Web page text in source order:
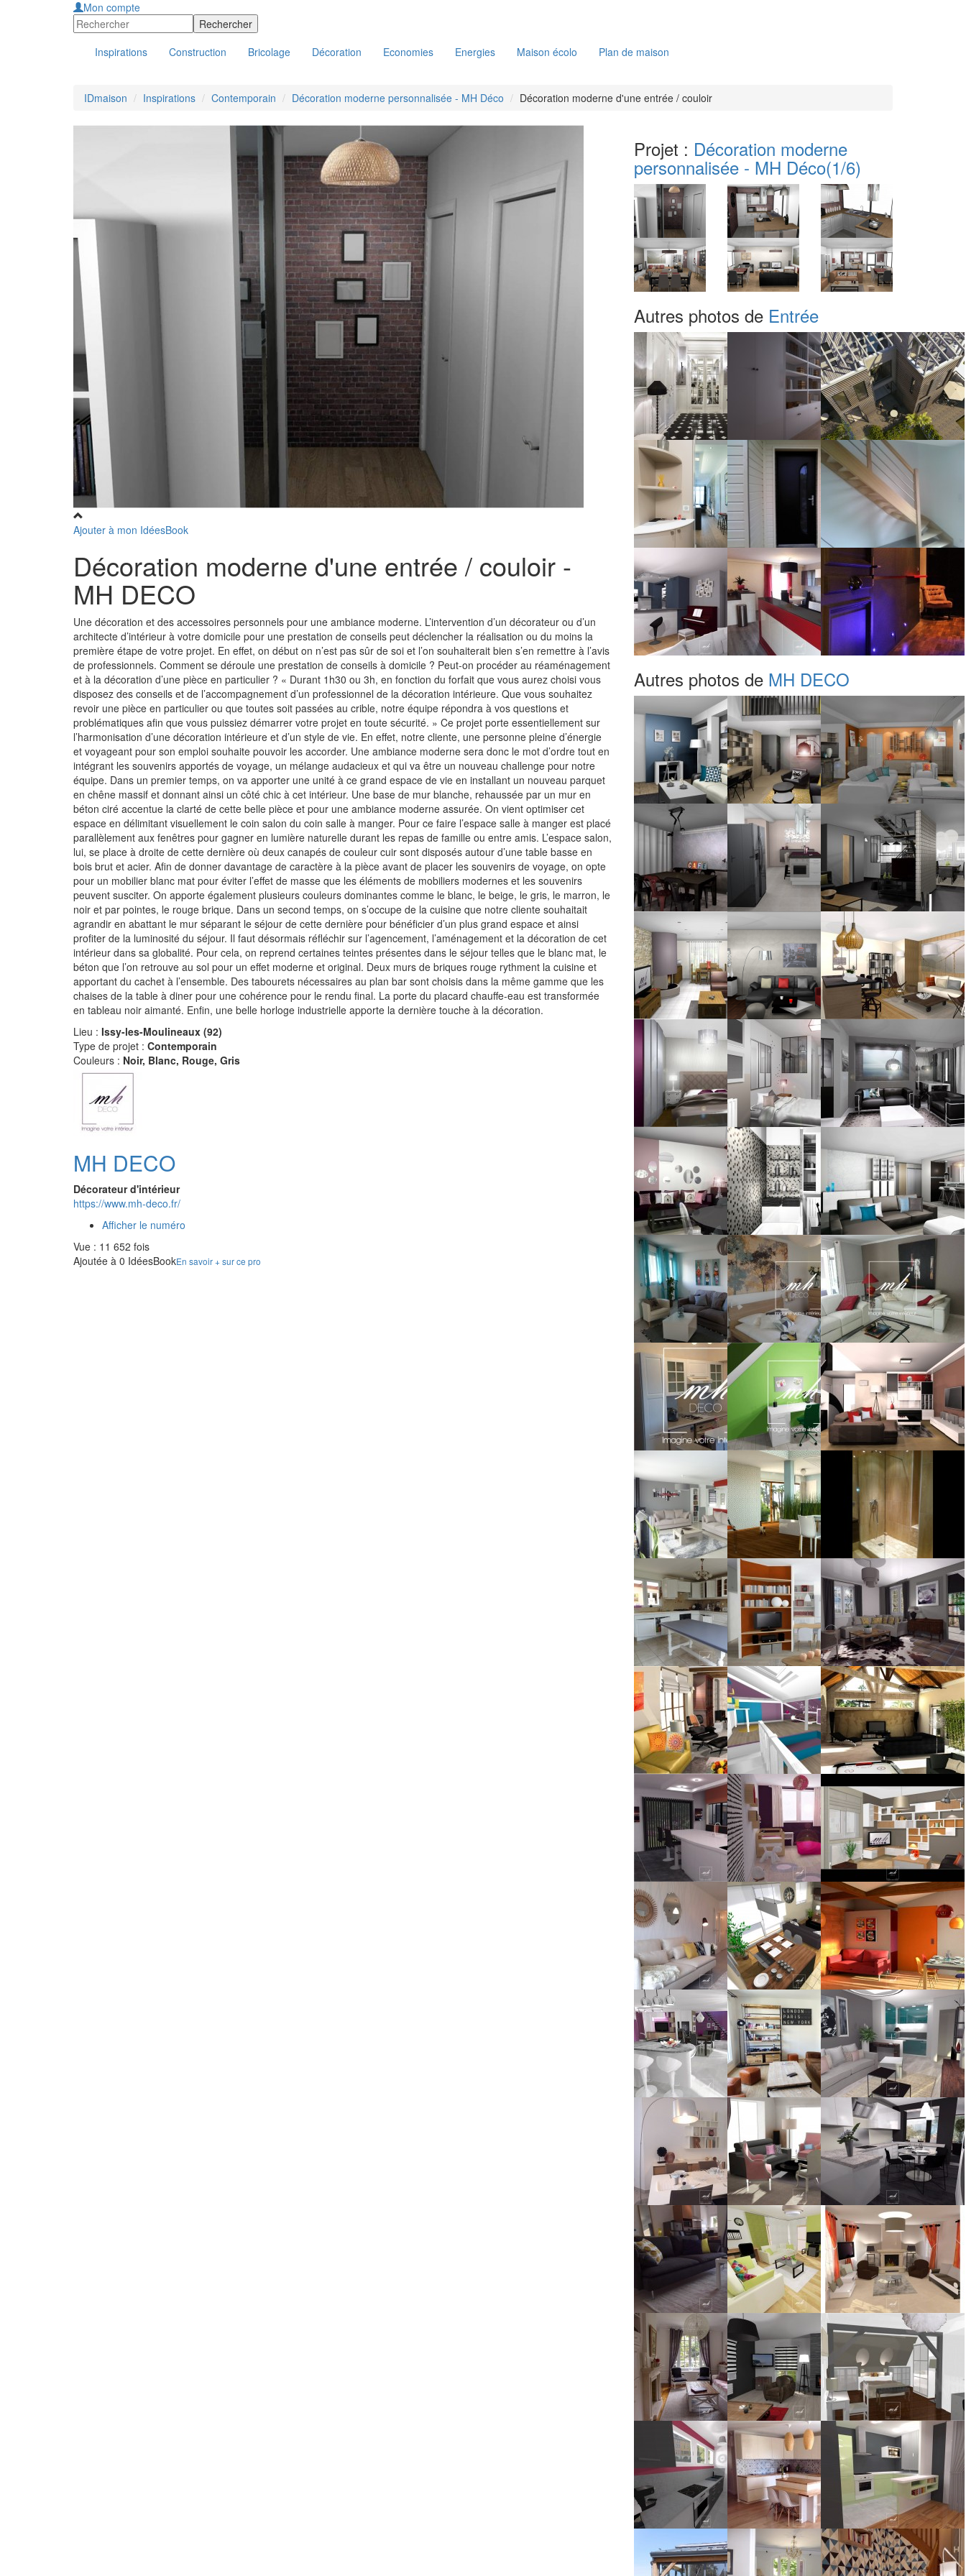
Mon compte
Inspirations Construction Bricolage Décoration Economies Energies Maison écolo Plan de maison
IDmaison Inspirations Contemporain Décoration moderne personnalisée - MH Déco Décoration moderne d'une entrée / couloir
Ajouter à mon IdéesBook
Décoration moderne d'une entrée / couloir -
MH DECO
Une décoration et des accessoires personnels pour une ambiance moderne. L’intervention d’un décorateur ou d’un
architecte d’intérieur à votre domicile pour une prestation de conseils peut déclencher la réalisation ou du moins la
première étape de votre projet. En effet, on début on n’est pas sûr de soi et l’on souhaiterait bien s’en remettre à l’avis
de professionnels. Comment se déroule une prestation de conseils à domicile ? Peut-on procéder au réaménagement
et à la décoration d’une pièce en particulier ? « Durant 1h30 ou 3h, en fonction du forfait que vous aurez choisi vous
disposez des conseils et de l’accompagnement d’un professionnel de la décoration intérieure. Que vous souhaitez
revoir une pièce en particulier ou que toutes soit passées au crible, notre équipe répondra à vos questions et
problématiques afin que vous puissiez démarrer votre projet en toute sécurité. » Ce projet porte essentiellement sur
l’harmonisation d’une décoration intérieure et d’un style de vie. En effet, notre cliente, une personne pleine d’énergie
et voyageant pour son emploi souhaite pouvoir les accorder. Une ambiance moderne sera donc le mot d’ordre tout en
intégrant les souvenirs apportés de voyage, un mélange audacieux et qui va être un nouveau challenge pour notre
équipe. Dans un premier temps, on va apporter une unité à ce grand espace de vie en installant un nouveau parquet
en chêne massif et donnant ainsi un côté chic à cet intérieur. Une base de mur blanche, rehaussée par un mur en
béton ciré accentue la clarté de cette belle pièce et pour une ambiance moderne assurée. On vient optimiser cet
espace en délimitant visuellement le coin salon du coin salle à manger. Pour ce faire l’espace salle à manger est placé
parallèlement aux fenêtres pour gagner en lumière naturelle durant les repas de famille ou entre amis. L’espace salon,
lui, se place à droite de cette dernière où deux canapés de couleur cuir sont disposés autour d’une table basse en
bois brut et acier. Afin de donner davantage de caractère à la pièce avant de placer les souvenirs de voyage, on opte
pour un mobilier blanc mat pour éviter l’effet de masse que les éléments de mobiliers modernes et les souvenirs
peuvent susciter. On apporte également plusieurs couleurs dominantes comme le blanc, le beige, le gris, le marron, le
noir et par pointes, le rouge brique. Dans un second temps, on s’occupe de la cuisine que notre cliente souhaitait
agrandir en abattant le mur séparant le séjour de cette dernière pour bénéficier d’un plus grand espace et ainsi
profiter de la luminosité du séjour. Il faut désormais réfléchir sur l’agencement, l’aménagement et la décoration de cet
intérieur dans sa globalité. Pour cela, on reprend certaines teintes présentes dans le séjour telles que le blanc mat, le
béton que l’on retrouve au sol pour un effet moderne et original. Deux murs de briques rouge rythment la cuisine et
apportant du cachet à l’ensemble. Des tabourets nécessaires au plan bar sont choisis dans la même gamme que les
chaises de la table à diner pour une cohérence pour le rendu final. La porte du placard chauffe-eau est transformée
en tableau noir aimanté. Enfin, une belle horloge industrielle apporte la dernière touche à la décoration.
Lieu : Issy-les-Moulineaux (92)
Type de projet : Contemporain
Couleurs : Noir, Blanc, Rouge, Gris
MH DECO
Décorateur d'intérieur
https://www.mh-deco.fr/
Afficher le numéro
Vue : 11 652 fois
Ajoutée à 0 IdéesBookEn savoir + sur ce pro
Projet : Décoration moderne
personnalisée - MH Déco(1/6)
Autres photos de Entrée
Autres photos de MH DECO